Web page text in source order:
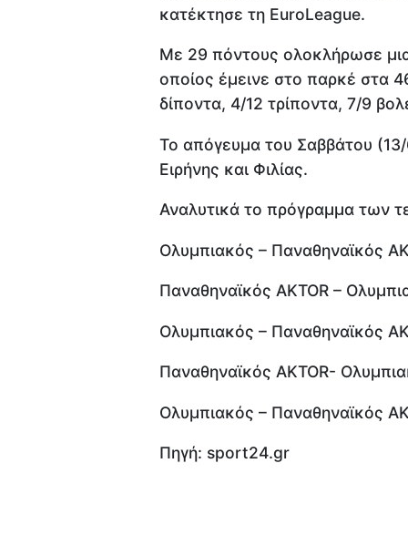
κατέκτησε τη EuroLeague.
Με 29 πόντους ολοκλήρωσε
οποίος έμεινε στο παρκέ στα
δίποντα, 4/12 τρίποντα, 7/9
Το απόγευμα του Σαββάτου (13/
Ειρήνης και Φιλίας.
Αναλυτικά το πρόγραμμα των
Ολυμπιακός – Παναθηναϊκός
Παναθηναϊκός AKTOR –
Ολυμπιακός – Παναθηναϊκός
Παναθηναϊκός AKTOR-
Ολυμπιακός – Παναθηναϊκός
Πηγή: sport24.gr